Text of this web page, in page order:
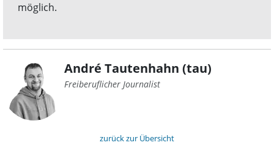
möglich.
André Tautenhahn (tau)
Freiberuflicher Journalist
zurück zur Übersicht